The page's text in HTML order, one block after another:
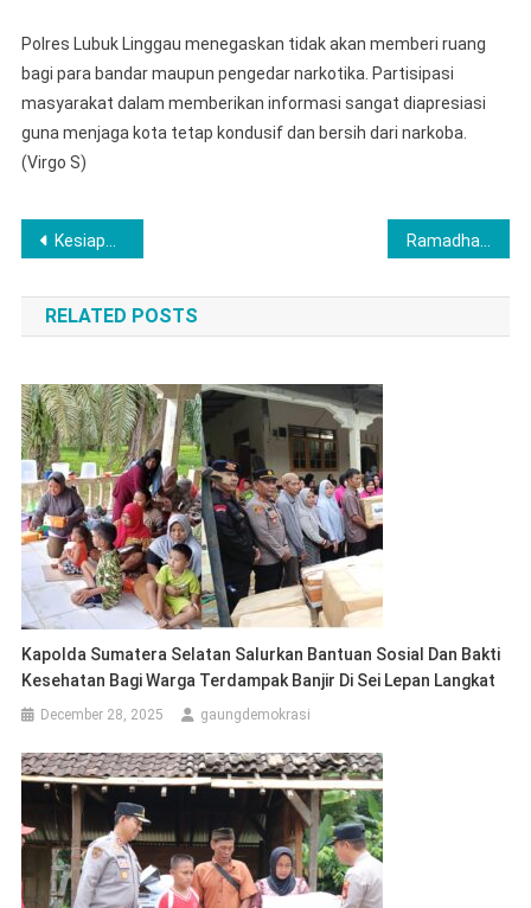
Polres Lubuk Linggau menegaskan tidak akan memberi ruang
bagi para bandar maupun pengedar narkotika. Partisipasi
masyarakat dalam memberikan informasi sangat diapresiasi
guna menjaga kota tetap kondusif dan bersih dari narkoba.
(Virgo S)
Post
navigation
Kesiapan Sistem, Data, dan Kebijakan Pengelolaan ASN Berbasis Merit Wali Kota Lubuk Linggau Kunker ke BKN Ramadhan Penuh Berkah, Polres Musi Rawas Buka Puasa Bersama Anak Yatim dan Kaum Dhuafa, Serta Salurkan Santunan
RELATED POSTS
Kapolda Sumatera Selatan Salurkan Bantuan Sosial Dan Bakti
Kesehatan Bagi Warga Terdampak Banjir Di Sei Lepan Langkat
December 28, 2025 gaungdemokrasi